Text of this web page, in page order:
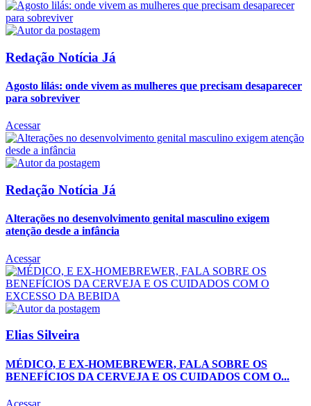
Redação Notícia Já
Agosto lilás: onde vivem as mulheres que precisam desaparecer
para sobreviver
Acessar
Redação Notícia Já
Alterações no desenvolvimento genital masculino exigem
atenção desde a infância
Acessar
Elias Silveira
MÉDICO, E EX-HOMEBREWER, FALA SOBRE OS
BENEFÍCIOS DA CERVEJA E OS CUIDADOS COM O...
Acessar